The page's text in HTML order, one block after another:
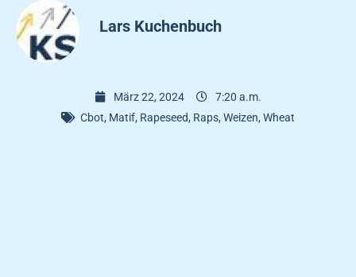
Lars Kuchenbuch
März 22, 2024
7:20 a.m.
Cbot, Matif, Rapeseed, Raps, Weizen, Wheat